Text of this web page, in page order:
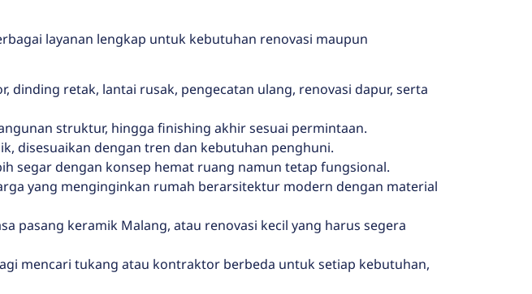
layanan lengkap untuk kebutuhan renovasi maupun
dinding retak, lantai rusak, pengecatan ulang, renovasi dapur, serta
struktur, hingga finishing akhir sesuai permintaan.
disesuaikan dengan tren dan kebutuhan penghuni.
segar dengan konsep hemat ruang namun tetap fungsional.
yang menginginkan rumah berarsitektur modern dengan material
pasang keramik Malang, atau renovasi kecil yang harus segera
mencari tukang atau kontraktor berbeda untuk setiap kebutuhan,